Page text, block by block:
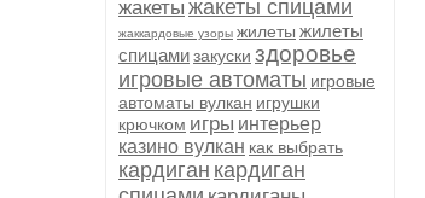
жакеты жакеты спицами
жаккардовые узоры жилеты жилеты
спицамизакуски здоровье
игровые автоматы игровые
автоматы вулкан игрушки
крючком игры интерьер
казино вулкан как выбрать
кардиган кардиган